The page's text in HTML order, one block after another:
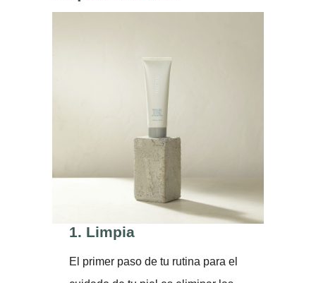
1. Limpia
El primer paso de tu rutina para el